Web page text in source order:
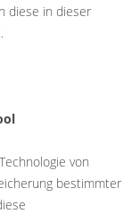
diese in dieser
von
bestimmter